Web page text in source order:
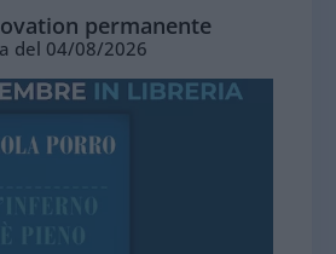
ovation permanente
del 04/08/2026